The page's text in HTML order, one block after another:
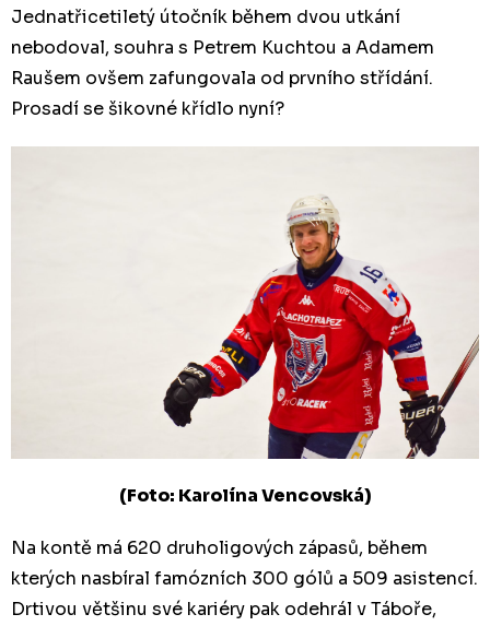
Jednatřicetiletý útočník během dvou utkání
nebodoval, souhra s Petrem Kuchtou a Adamem
Raušem ovšem zafungovala od prvního střídání.
Prosadí se šikovné křídlo nyní?
(Foto: Karolína Vencovská)
Na kontě má 620 druholigových zápasů, během
kterých nasbíral famózních 300 gólů a 509 asistencí.
Drtivou většinu své kariéry pak odehrál v Táboře,